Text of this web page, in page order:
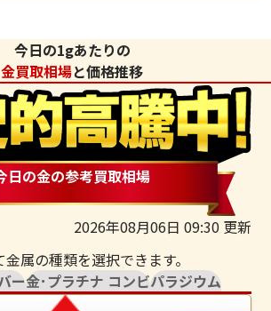
今日の1gあたりの
金買取相場と価格推移
日の金の参考買取相場
2026年08月06日 09:30 更新
属の種類を選択できます。
ー金･プラチナ コンビパラジウム